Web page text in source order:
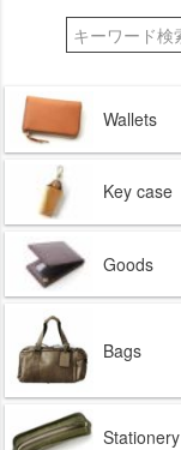
Wallets
Key case
Goods
Bags
Stationery